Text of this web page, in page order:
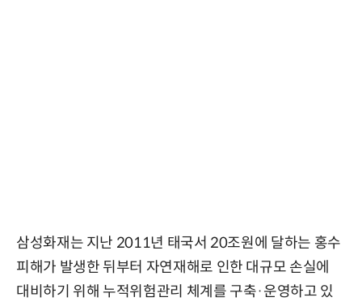
삼성화재는 지난 2011년 태국서 20조원에 달하는 홍수
피해가 발생한 뒤부터 자연재해로 인한 대규모 손실에
대비하기 위해 누적위험관리 체계를 구축·운영하고 있